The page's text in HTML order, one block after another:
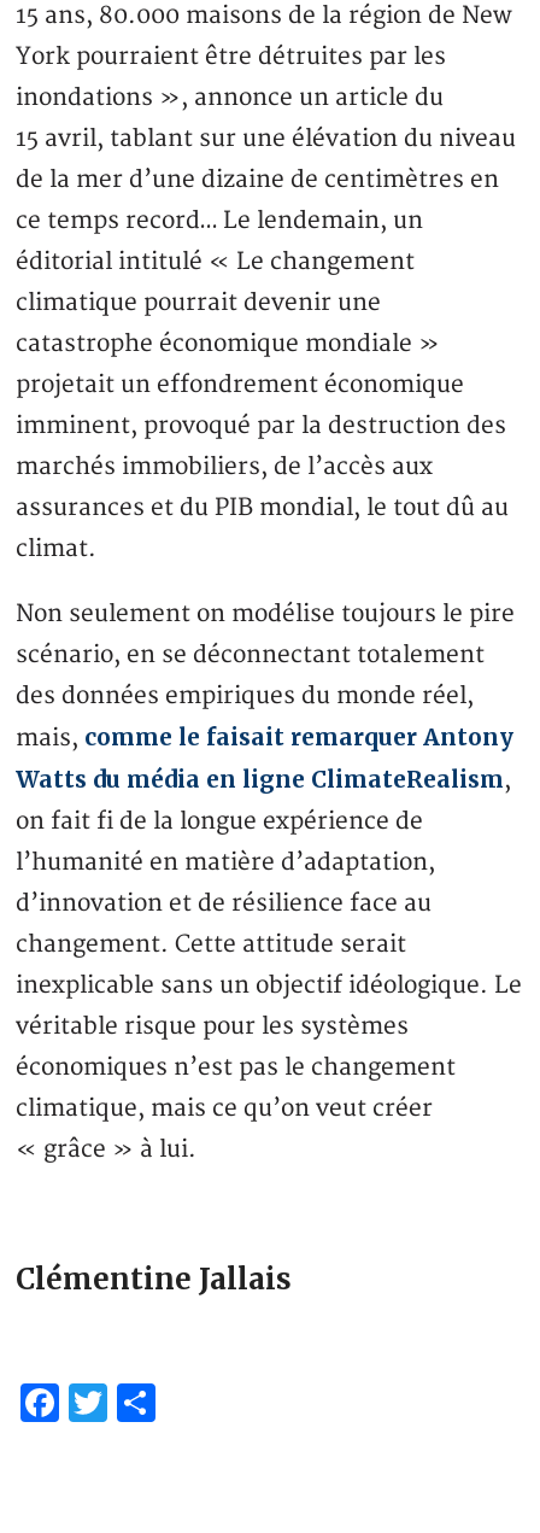
15 ans, 80.000 maisons de la région de New
York pourraient être détruites par les
inondations », annonce un article du
15 avril, tablant sur une élévation du niveau
de la mer d’une dizaine de centimètres en
ce temps record… Le lendemain, un
éditorial intitulé « Le changement
climatique pourrait devenir une
catastrophe économique mondiale »
projetait un effondrement économique
imminent, provoqué par la destruction des
marchés immobiliers, de l’accès aux
assurances et du PIB mondial, le tout dû au
climat.
Non seulement on modélise toujours le pire
scénario, en se déconnectant totalement
des données empiriques du monde réel,
mais, comme le faisait remarquer Antony
Watts du média en ligne ClimateRealism,
on fait fi de la longue expérience de
l’humanité en matière d’adaptation,
d’innovation et de résilience face au
changement. Cette attitude serait
inexplicable sans un objectif idéologique. Le
véritable risque pour les systèmes
économiques n’est pas le changement
climatique, mais ce qu’on veut créer
« grâce » à lui.
Clémentine Jallais
Facebook
Twitter